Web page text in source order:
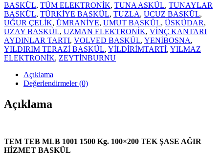
BASKÜL, TÜM ELEKTRONİK, TUNA ASKÜL, TUNAYLAR
BASKÜL, TÜRKİYE BASKÜL, TUZLA, UCUZ BASKÜL,
UĞUR ÇELİK, ÜMRANİYE, UMUT BASKÜL, ÜSKÜDAR,
UZAY BASKÜL, UZMAN ELEKTRONİK, VİNÇ KANTARI
AYDINLAR TARTI, VOLVED BASKÜL, YENİBOSNA,
YILDIRIM TERAZİ BASKÜL, YİLDİRİMTARTİ, YILMAZ
ELEKTRONİK, ZEYTİNBURNU
Açıklama
Değerlendirmeler (0)
Açıklama
TEM TEB MLB 1001 1500 Kg. 100×200 TEK ŞASE AĞIR
HİZMET BASKÜL